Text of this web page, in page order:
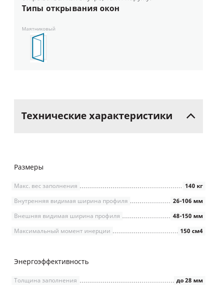
Типы открывания окон
Маятниковый
Технические характеристики
Размеры
140 кг
Макс. вес заполнения
26-106 мм
Внутренняя видимая ширина профиля
48-150 мм
Внешняя видимая ширина профиля
150 см4
Максимальный момент инерции
Энергоэффективность
до 28 мм
Толщина заполнения